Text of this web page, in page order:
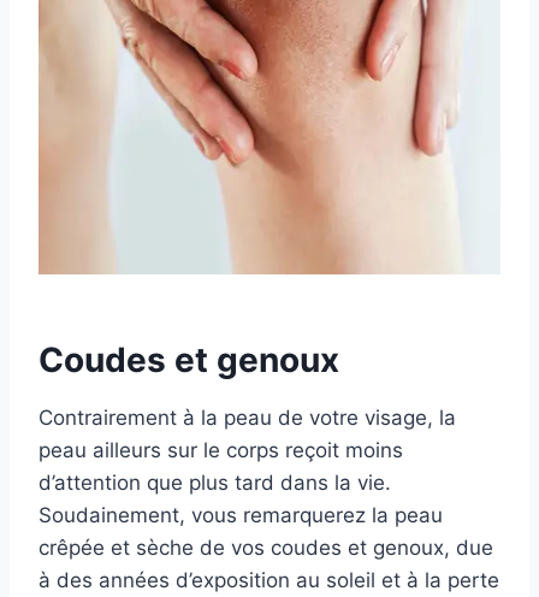
Coudes et genoux
Contrairement à la peau de votre visage, la
peau ailleurs sur le corps reçoit moins
d’attention que plus tard dans la vie.
Soudainement, vous remarquerez la peau
crêpée et sèche de vos coudes et genoux, due
à des années d’exposition au soleil et à la perte